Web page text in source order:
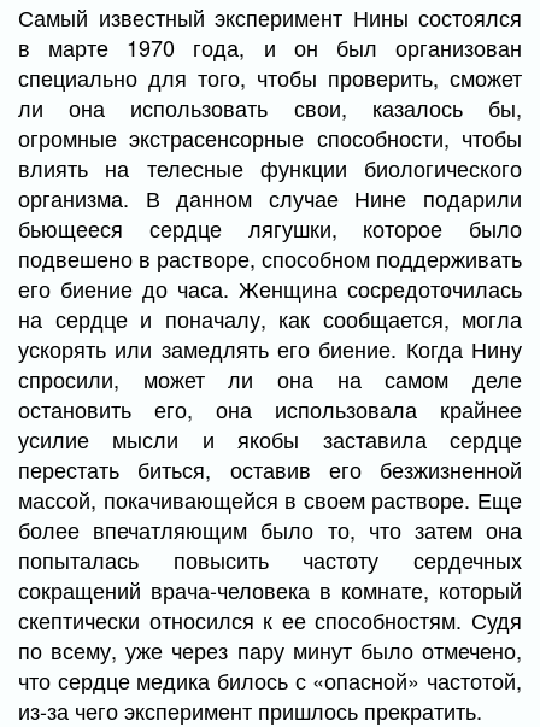
Самый известный эксперимент Нины состоялся
в марте 1970 года, и он был организован
специально для того, чтобы проверить, сможет
ли она использовать свои, казалось бы,
огромные экстрасенсорные способности, чтобы
влиять на телесные функции биологического
организма. В данном случае Нине подарили
бьющееся сердце лягушки, которое было
подвешено в растворе, способном поддерживать
его биение до часа. Женщина сосредоточилась
на сердце и поначалу, как сообщается, могла
ускорять или замедлять его биение. Когда Нину
спросили, может ли она на самом деле
остановить его, она использовала крайнее
усилие мысли и якобы заставила сердце
перестать биться, оставив его безжизненной
массой, покачивающейся в своем растворе. Еще
более впечатляющим было то, что затем она
попыталась повысить частоту сердечных
сокращений врача-человека в комнате, который
скептически относился к ее способностям. Судя
по всему, уже через пару минут было отмечено,
что сердце медика билось с «опасной» частотой,
из-за чего эксперимент пришлось прекратить.